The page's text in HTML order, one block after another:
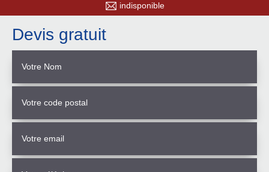
indisponible
Devis gratuit